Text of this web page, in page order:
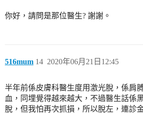
你好，請問是那位醫生? 謝謝。
516mum 2020年06月21日12:45
14
半年前係皮膚科醫生度用激光脫，係肩
血，同埋覺得越來越大，不過醫生話係
脫，但我怕再次抓損，所以脫左，連診